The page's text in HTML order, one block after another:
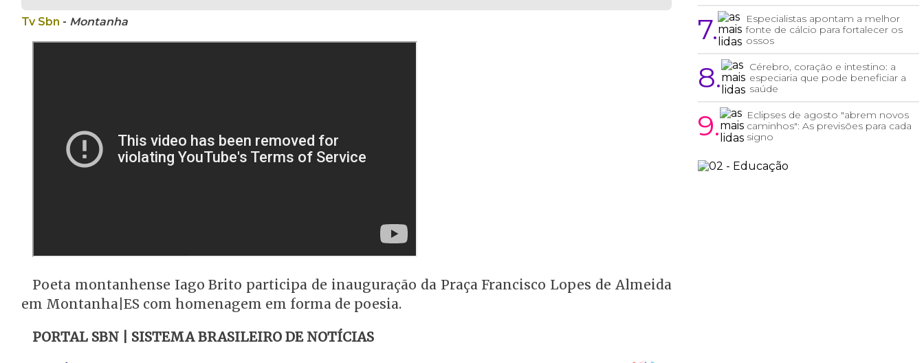
Tv Sbn - Montanha
Poeta montanhense Iago Brito participa de inauguração da Praça Francisco Lopes de Almeida
em Montanha|ES com homenagem em forma de poesia.
PORTAL SBN | SISTEMA BRASILEIRO DE NOTÍCIAS
7.
Especialistas apontam a melhor
fonte de cálcio para fortalecer os
ossos
8.
Cérebro, coração e intestino: a
especiaria que pode beneficiar a
saúde
9.
Eclipses de agosto "abrem novos
caminhos": As previsões para cada
signo